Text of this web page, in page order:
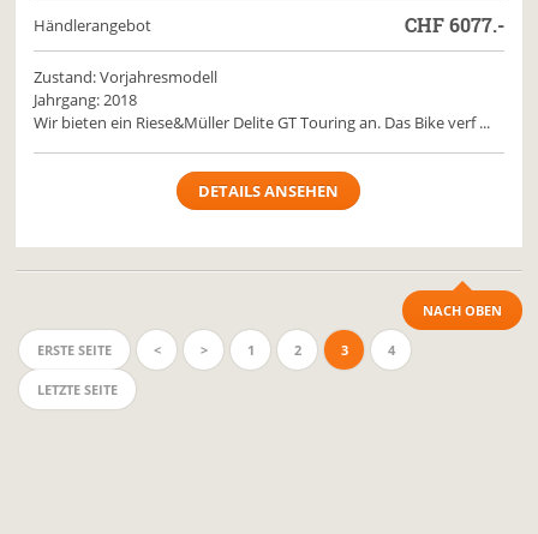
Händlerangebot CHF6077.-
Zustand: Vorjahresmodell
Jahrgang: 2018
Wir bieten ein Riese&Müller Delite GT Touring an. Das Bike verf ...
DETAILS ANSEHEN
NACH OBEN
ERSTE SEITE < > 1 2 3 4
LETZTE SEITE